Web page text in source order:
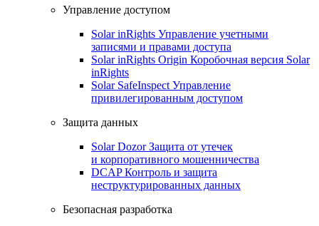
Управление доступом
Solar inRights Управление учетными
записями и правами доступа
Solar inRights Origin Коробочная версия Solar
inRights
Solar SafeInspect Управление
привилегированным доступом
Защита данных
Solar DozorЗащита от утечек
и корпоративного мошенничества
DCAPКонтроль и защита
неструктурированных данных
Безопасная разработка